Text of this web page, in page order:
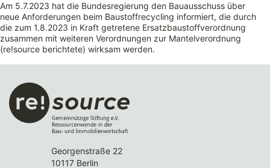
Am 5.7.2023 hat die Bundesregierung den Bauausschuss über
neue Anforderungen beim Baustoffrecycling informiert, die durch
die zum 1.8.2023 in Kraft getretene Ersatzbaustoffverordnung
zusammen mit weiteren Verordnungen zur Mantelverordnung
(re!source berichtete) wirksam werden.
Georgenstraße 22
10117 Berlin